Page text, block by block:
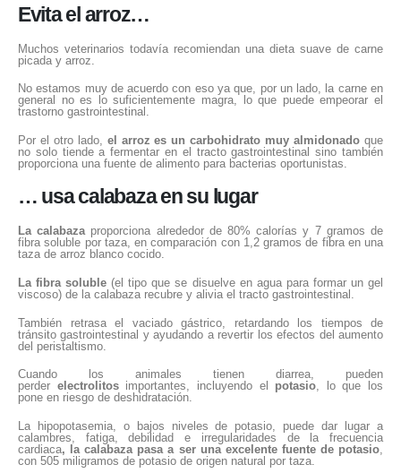
Evita el arroz…
Muchos veterinarios todavía recomiendan una dieta suave de carne
picada y arroz.
No estamos muy de acuerdo con eso ya que, por un lado, la carne en
general no es lo suficientemente magra, lo que puede empeorar el
trastorno gastrointestinal.
Por el otro lado, el arroz es un carbohidrato muy almidonado que
no solo tiende a fermentar en el tracto gastrointestinal sino también
proporciona una fuente de alimento para bacterias oportunistas.
… usa calabaza en su lugar
La calabazaproporciona alrededor de 80% calorías y 7 gramos de
fibra soluble por taza, en comparación con 1,2 gramos de fibra en una
taza de arroz blanco cocido.
La fibra soluble (el tipo que se disuelve en agua para formar un gel
viscoso) de la calabaza recubre y alivia el tracto gastrointestinal.
También retrasa el vaciado gástrico, retardando los tiempos de
tránsito gastrointestinal y ayudando a revertir los efectos del aumento
del peristaltismo.
Cuando los animales tienen diarrea, pueden
perder electrolitosimportantes, incluyendo el potasio, lo que los
pone en riesgo de deshidratación.
La hipopotasemia, o bajos niveles de potasio, puede dar lugar a
calambres, fatiga, debilidad e irregularidades de la frecuencia
cardiaca, la calabaza pasa a ser una excelente fuente de potasio
con 505 miligramos de potasio de origen natural por taza.